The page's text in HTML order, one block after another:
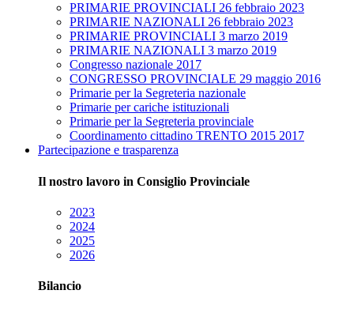
PRIMARIE PROVINCIALI 26 febbraio 2023
PRIMARIE NAZIONALI 26 febbraio 2023
PRIMARIE PROVINCIALI 3 marzo 2019
PRIMARIE NAZIONALI 3 marzo 2019
Congresso nazionale 2017
CONGRESSO PROVINCIALE 29 maggio 2016
Primarie per la Segreteria nazionale
Primarie per cariche istituzionali
Primarie per la Segreteria provinciale
Coordinamento cittadino TRENTO 2015 2017
Partecipazione e trasparenza
Il nostro lavoro in Consiglio Provinciale
2023
2024
2025
2026
Bilancio